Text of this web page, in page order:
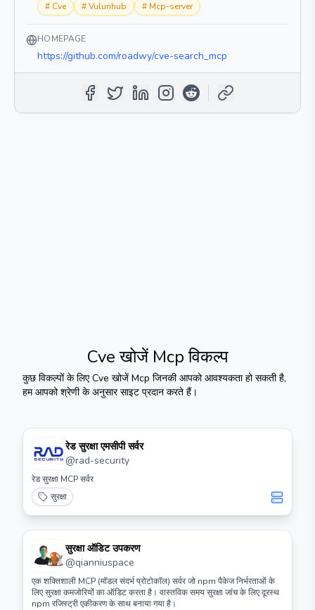
# Cve #Vulunhub # Mcp-server
HOMEPAGE
https://github.com/roadwy/cve-search_mcp
Cve खोजें Mcp विकल्प
कुछ विकल्पों के लिएCve खोजें Mcp जिनकी आपको आवश्यकता हो सकती है,
हम आपको श्रेणी के अनुसार साइट प्रदान करते हैं।
रेड सुरक्षा एमसीपी सर्वर
@rad-security
रेड सुरक्षा MCP सर्वर
सुरक्षा
सुरक्षा ऑडिट उपकरण
@qianniuspace
एक शक्तिशाली MCP (मॉडल संदर्भ प्रोटोकॉल) सर्वर जो npm पैकेज निर्भरताओं के
लिए सुरक्षा कमजोरियों का ऑडिट करता है। वास्तविक समय सुरक्षा जांच के लिए दूरस्थ
npm रजिस्ट्री एकीकरण के साथ बनाया गया है।